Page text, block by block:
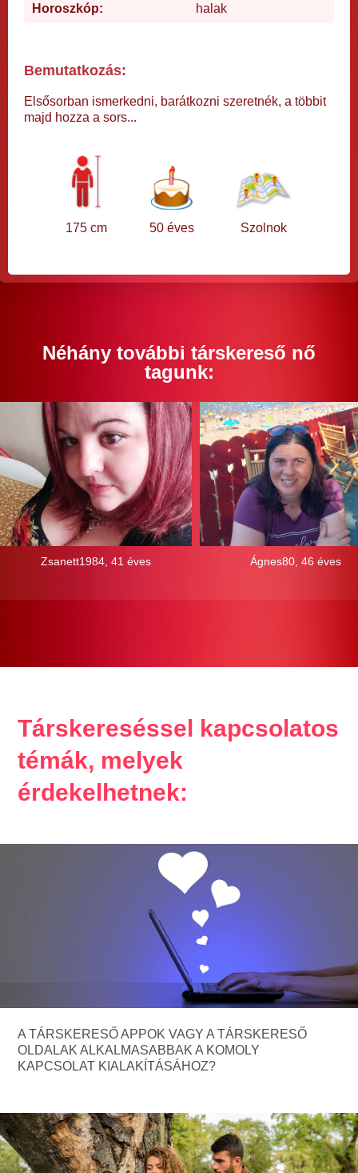
Horoszkóp: halak
Bemutatkozás:
Elsősorban ismerkedni, barátkozni szeretnék, a többit
majd hozza a sors...
175 cm 50 éves Szolnok
Néhány további társkereső nő
tagunk:
Zsanett1984, 41 éves Ágnes80, 46 éves
Társkereséssel kapcsolatos
témák, melyek
érdekelhetnek:
A TÁRSKERESŐ APPOK VAGY A TÁRSKERESŐ
OLDALAK ALKALMASABBAK A KOMOLY
KAPCSOLAT KIALAKÍTÁSÁHOZ?